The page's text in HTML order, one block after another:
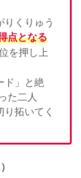
くりゅう
点となる
を押し上
ド」と絶
た二人
拓いてく